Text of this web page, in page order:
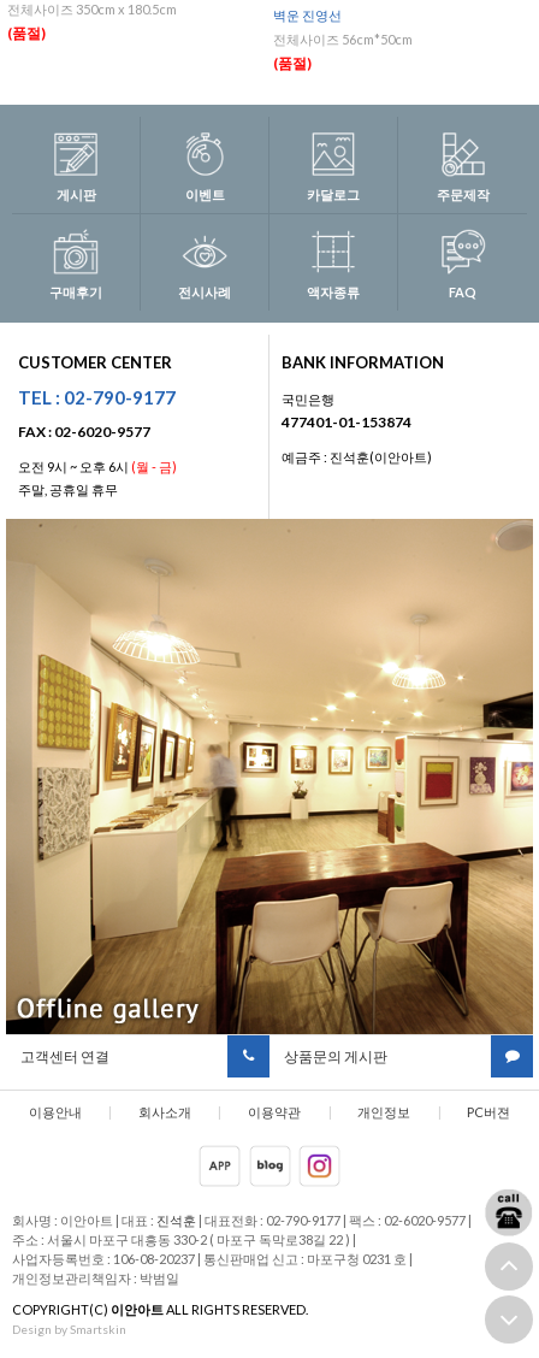
전체사이즈 350cm x 180.5cm
(품절)
벽운 진영선
전체사이즈 56cm*50cm
(품절)
게시판 이벤트 카달로그 주문제작
구매후기 전시사례 액자종류 FAQ
CUSTOMER CENTER
TEL : 02-790-9177
FAX : 02-6020-9577
오전 9시 ~ 오후 6시 (월 - 금)
주말, 공휴일 휴무
BANK INFORMATION
국민은행
477401-01-153874
예금주 : 진석훈(이안아트)
고객센터 연결 상품문의 게시판
이용안내 | 회사소개 | 이용약관 | 개인정보 | PC버젼
회사명 : 이안아트 | 대표 : 진석훈 | 대표전화 : 02-790-9177 | 팩스 : 02-6020-9577 |
주소 : 서울시 마포구 대흥동 330-2 ( 마포구 독막로38길 22 ) |
사업자등록번호 : 106-08-20237 | 통신판매업 신고 : 마포구청 0231 호 |
개인정보관리책임자 : 박범일
COPYRIGHT(C) 이안아트 ALL RIGHTS RESERVED.